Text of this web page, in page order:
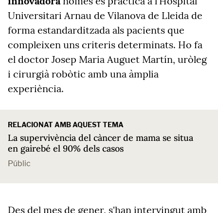
Universitari Arnau de Vilanova de Lleida de
forma estandarditzada als pacients que
compleixen uns criteris determinats. Ho fa
el doctor Josep Maria Auguet Martín, uròleg
i cirurgià robòtic amb una àmplia
experiència.
RELACIONAT AMB AQUEST TEMA
La supervivència del càncer de mama se situa
en gairebé el 90% dels casos
Públic
Des del mes de gener, s'han intervingut amb